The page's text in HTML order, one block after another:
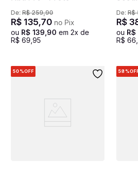
De: R$ 259,90
R$ 135,70 no Pix
ou R$ 139 90 em 2x de
R$ 69 95
De: R$
R$
ou R$
R$ 66
50%OFF 58%